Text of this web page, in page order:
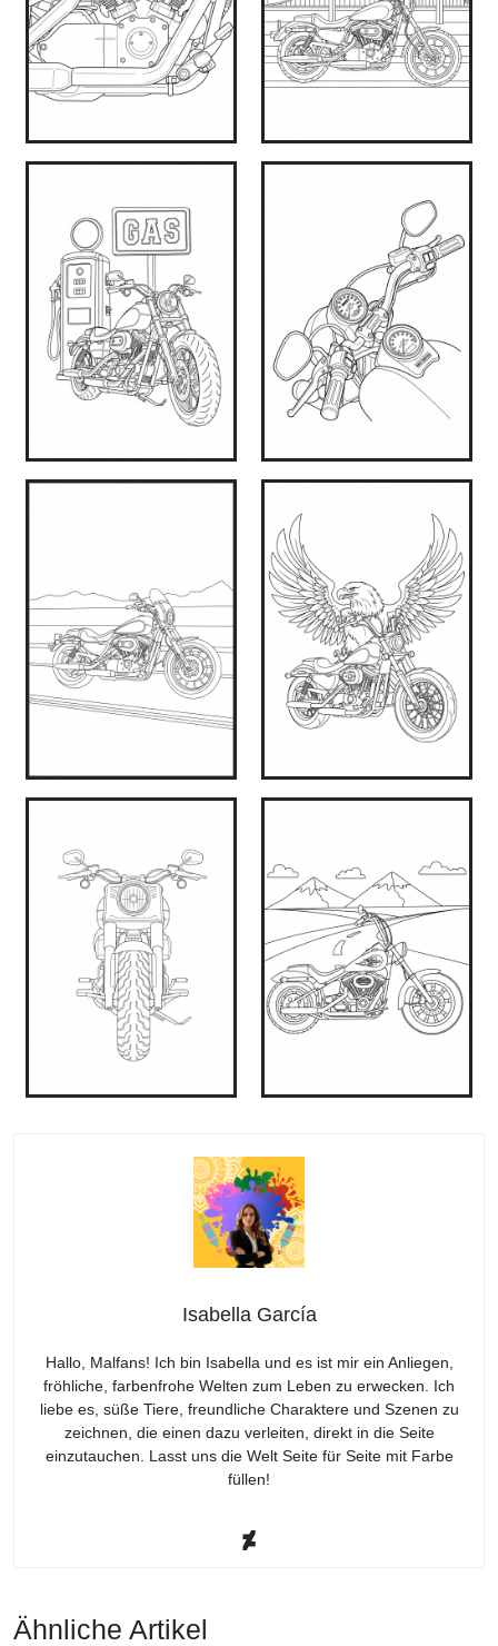
Isabella García
Hallo, Malfans! Ich bin Isabella und es ist mir ein Anliegen,
fröhliche, farbenfrohe Welten zum Leben zu erwecken. Ich
liebe es, süße Tiere, freundliche Charaktere und Szenen zu
zeichnen, die einen dazu verleiten, direkt in die Seite
einzutauchen. Lasst uns die Welt Seite für Seite mit Farbe
füllen!
Ähnliche Artikel